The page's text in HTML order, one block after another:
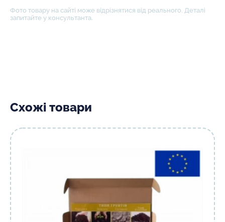
Фото товару на сайті може відрізнятися від реального. Деталі
запитайте у консультанта.
Схожі товари